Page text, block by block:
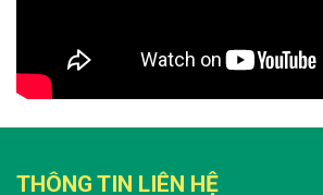
THÔNG TIN LIÊN HỆ